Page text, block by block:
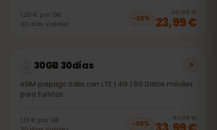
1,20 € por GB
30 días Validez
−20%
29,99 €
23,99 €
30GB 30días
eSIM prepago Italia con LTE | 4G | 5G Datos móviles
para turistas
1,13 € por GB
−20%
41,99 €